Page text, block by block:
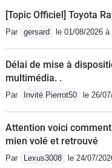
[Topic Officiel] Toyota
Par gersard le 01/08/2026 à
Délai de mise à
multimédia. .
Par Invité Pierrot50 le 26/
Attention voici
mien volé et retrouvé
Par Lexus3008 le 24/07/